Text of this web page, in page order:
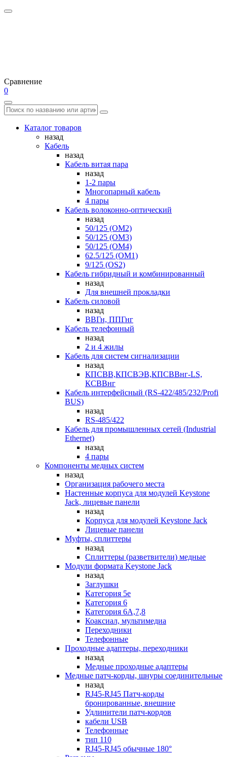
Сравнение
0
Каталог товаров
назад
Кабель
назад
Кабель витая пара
назад
1-2 пары
Многопарный кабель
4 пары
Кабель волоконно-оптический
назад
50/125 (OM2)
50/125 (OM3)
50/125 (OM4)
62.5/125 (OM1)
9/125 (OS2)
Кабель гибридный и комбинированный
назад
Для внешней прокладки
Кабель силовой
назад
ВВГн, ППГнг
Кабель телефонный
назад
2 и 4 жилы
Кабель для систем сигнализации
назад
КПСВВ,КПСВЭВ,КПСВВнг-LS,
КСВВнг
Кабель интерфейсный (RS-422/485/232/Profi
BUS)
назад
RS-485/422
Кабель для промышленных сетей (Industrial
Ethernet)
назад
4 пары
Компоненты медных систем
назад
Организация рабочего места
Настенные корпуса для модулей Keystone
Jack, лицевые панели
назад
Корпуса для модулей Keystone Jack
Лицевые панели
Муфты, сплиттеры
назад
Сплиттеры (разветвители) медные
Модули формата Keystone Jack
назад
Заглушки
Категория 5е
Категория 6
Категория 6А,7,8
Коаксиал, мультимедиа
Переходники
Телефонные
Проходные адаптеры, переходники
назад
Медные проходные адаптеры
Медные патч-корды, шнуры соединительные
назад
RJ45-RJ45 Патч-корды
бронированные, внешние
Удлинители патч-кордов
кабели USB
Телефонные
тип 110
RJ45-RJ45 обычные 180°